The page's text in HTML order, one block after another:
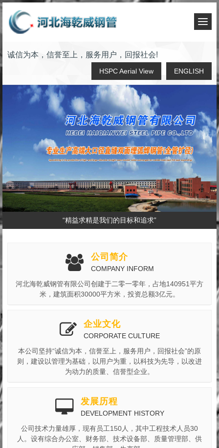
T
l
e
v
i
g
a
t
o
n
诚信为本，信誉至上，服务用户，回报社会!
HSPC Aerial View ENGLISH
“精益求精是我们的目标和追求”
公司简介
COMPANY INFORM
河北海乾威钢管有限公司创建于二零一零年，占地140951平方
米，建筑面积30000平方米，投资总额3亿元。
企业文化
CORPORATE CULTURE
本公司坚持“诚信为本，信誉至上，服务用户，回报社会”的原
则，建设以管理为基础，以用户为重，以科技为先导，以改进
为动力的质量、信誉型企业。
发展历程
DEVELOPMENT HISTORY
公司技术力量雄厚，现有员工150人，其中工程技术人员30
人。设有综合办公室、财务部、技术设备部、质量管理部、供